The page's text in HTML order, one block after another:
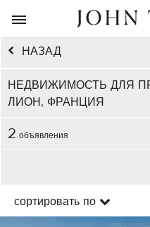
НАЗАД
НЕДВИЖИМОСТЬ ДЛЯ
ЛИОН, ФРАНЦИЯ
2 объявления
сортировать по